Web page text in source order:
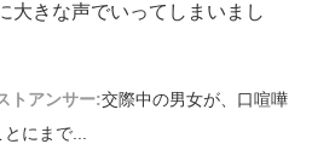
大きな声でいってしまいまし
トアンサー:交際中の男女が、口喧嘩
にまで...